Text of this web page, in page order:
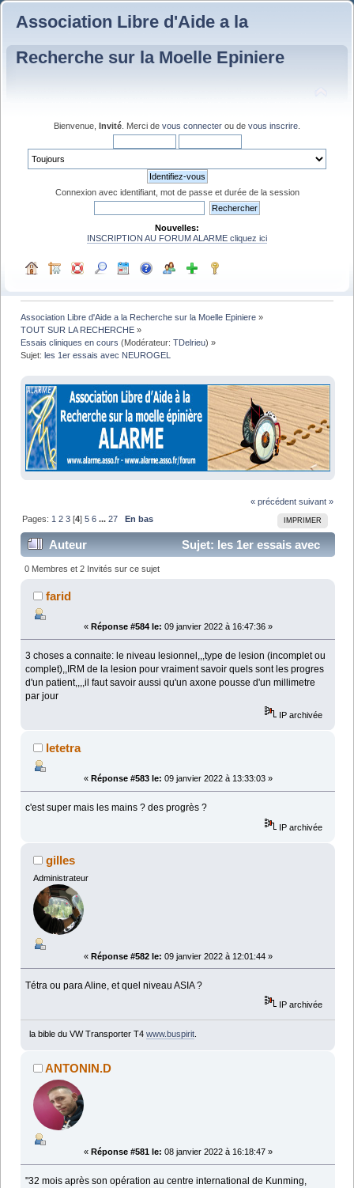
Association Libre d'Aide a la
Recherche sur la Moelle Epiniere
Bienvenue, Invité . Merci de vous connecter ou de vous inscrire
Connexion avec identifiant, mot de passe et durée de la session
Nouvelles:
INSCRIPTION AU FORUM ALARME cliquez ici
Association Libre d'Aide a la Recherche sur la Moelle Epiniere »
TOUT SUR LA RECHERCHE »
Essais cliniques en cours (Modérateur:TDelrieu) »
Sujet:les 1er essais avec NEUROGEL
« précédent suivant »
IMPRIMER
Pages: 1 2 3 [4]5 6 ...27 En bas
Auteur
Sujet: les 1er essais avec
NEUROGEL (Lu 581160 fois)
0 Membres et 2 Invités sur ce sujet
farid
« Réponse #584 le: 09 janvier 2022 à 16:47:36 »
3 choses a connaite: le niveau lesionnel,,,type de lesion (incomplet ou
complet),,IRM de la lesion pour vraiment savoir quels sont les progres
d'un patient,,,,il faut savoir aussi qu'un axone pousse d'un millimetre
par jour
IP archivée
letetra
« Réponse #583 le: 09 janvier 2022 à 13:33:03 »
c'est super mais les mains ? des progrès ?
IP archivée
gilles
Administrateur
« Réponse #582 le: 09 janvier 2022 à 12:01:44 »
Tétra ou para Aline, et quel niveau ASIA ?
IP archivée
la bible du VW Transporter T4 www.buspirit.
ANTONIN.D
« Réponse #581 le: 08 janvier 2022 à 16:18:47 »
"32 mois après son opération au centre international de Kunming,